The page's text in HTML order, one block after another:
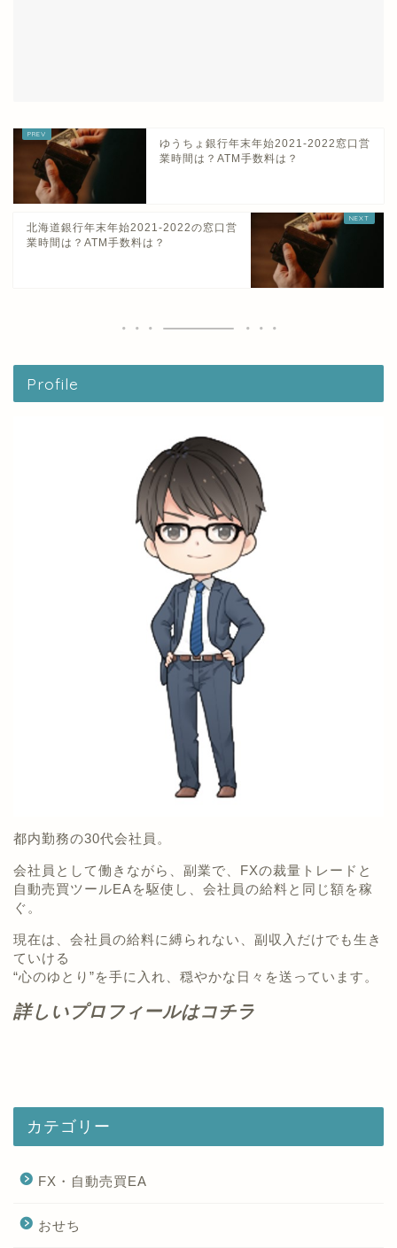
ゆうちょ銀行年末年始2021-2022窓口営
業時間は？ATM手数料は？
北海道銀行年末年始2021-2022の窓口営
業時間は？ATM手数料は？
Profile
都内勤務の30代会社員。
会社員として働きながら、副業で、FXの裁量トレードと
自動売買ツールEAを駆使し、会社員の給料と同じ額を稼
ぐ。
現在は、会社員の給料に縛られない、副収入だけでも生き
ていける
“心のゆとり”を手に入れ、穏やかな日々を送っています。
詳しいプロフィールはコチラ
カテゴリー
FX・自動売買EA
おせち